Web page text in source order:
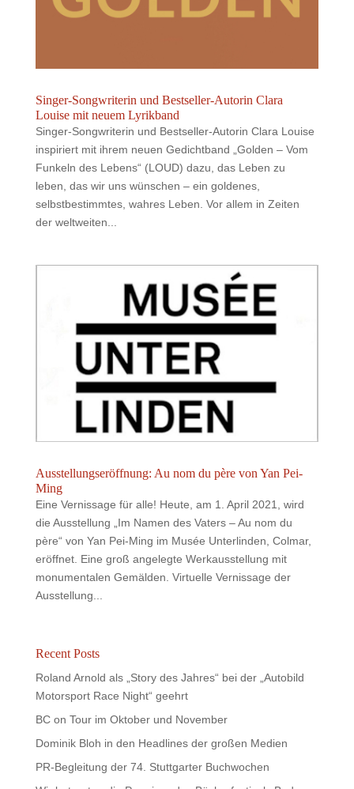
Singer-Songwriterin und Bestseller-Autorin Clara
Louise mit neuem Lyrikband
Singer-Songwriterin und Bestseller-Autorin Clara Louise
inspiriert mit ihrem neuen Gedichtband „Golden – Vom
Funkeln des Lebens“ (LOUD) dazu, das Leben zu
leben, das wir uns wünschen – ein goldenes,
selbstbestimmtes, wahres Leben. Vor allem in Zeiten
der weltweiten...
Ausstellungseröffnung: Au nom du père von Yan Pei-
Ming
Eine Vernissage für alle! Heute, am 1. April 2021, wird
die Ausstellung „Im Namen des Vaters – Au nom du
père“ von Yan Pei-Ming im Musée Unterlinden, Colmar,
eröffnet. Eine groß angelegte Werkausstellung mit
monumentalen Gemälden. Virtuelle Vernissage der
Ausstellung...
Recent Posts
Roland Arnold als „Story des Jahres“ bei der „Autobild
Motorsport Race Night“ geehrt
BC on Tour im Oktober und November
Dominik Bloh in den Headlines der großen Medien
PR-Begleitung der 74. Stuttgarter Buchwochen